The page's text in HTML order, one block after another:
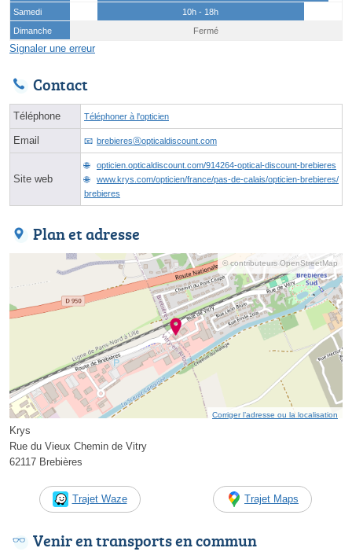
Samedi
10h - 18h
Dimanche
Fermé
Signaler une erreur
Contact
Téléphone Téléphoner à l'opticien
Email brebieresⓐopticaldiscount.com
Site web
opticien.opticaldiscount.com/914264-optical-discount-brebieres
www.krys.com/opticien/france/pas-de-calais/opticien-brebieres/
brebieres
Plan et adresse
© contributeurs OpenStreetMap
Corriger l’adresse ou la localisation
Krys
Rue du Vieux Chemin de Vitry
62117 Brebières
Trajet Waze Trajet Maps
Venir en transports en commun